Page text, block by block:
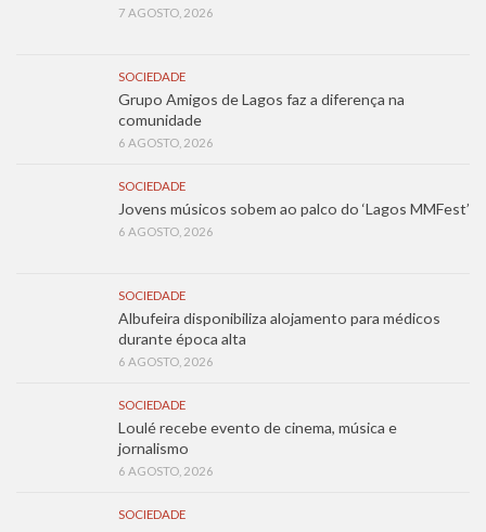
7 AGOSTO, 2026
SOCIEDADE
Grupo Amigos de Lagos faz a diferença na
comunidade
6 AGOSTO, 2026
SOCIEDADE
Jovens músicos sobem ao palco do ‘Lagos MMFest’
6 AGOSTO, 2026
SOCIEDADE
Albufeira disponibiliza alojamento para médicos
durante época alta
6 AGOSTO, 2026
SOCIEDADE
Loulé recebe evento de cinema, música e
jornalismo
6 AGOSTO, 2026
SOCIEDADE